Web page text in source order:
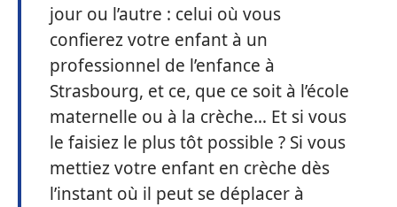
jour ou l’autre : celui où vous
confierez votre enfant à un
professionnel de l’enfance à
Strasbourg, et ce, que ce soit à l’école
maternelle ou à la crèche… Et si vous
le faisiez le plus tôt possible ? Si vous
mettiez votre enfant en crèche dès
l’instant où il peut se déplacer à